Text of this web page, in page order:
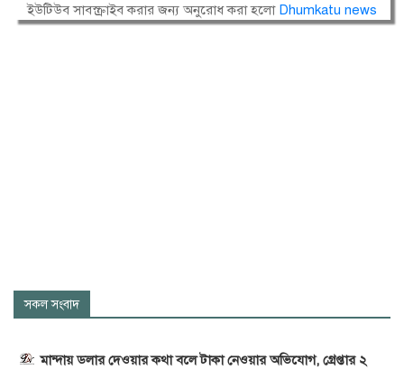
ইউটিউব সাবস্ক্রাইব করার জন্য অনুরোধ করা হলো Dhumkatu news
সকল সংবাদ
মান্দায় ডলার দেওয়ার কথা বলে টাকা নেওয়ার অভিযোগ, গ্রেপ্তার ২